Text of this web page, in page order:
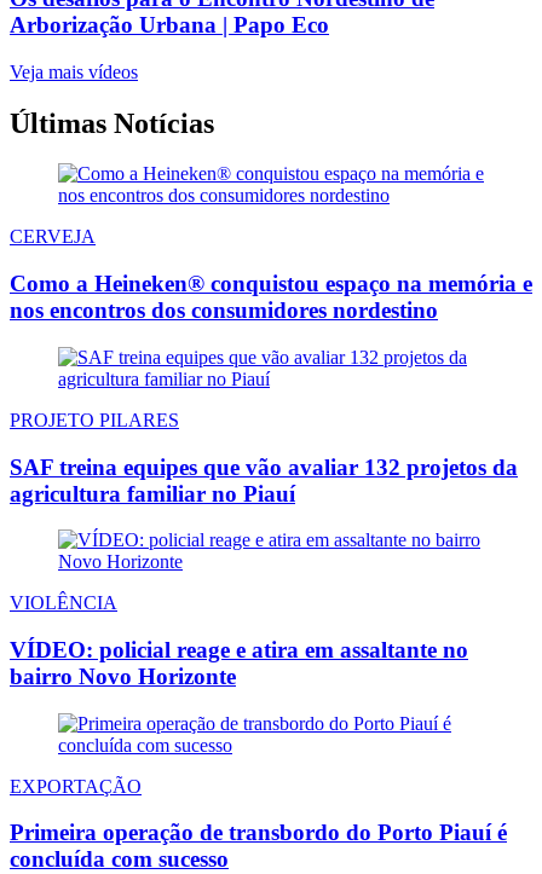
Arborização Urbana | Papo Eco
Veja mais vídeos
Últimas Notícias
CERVEJA
Como a Heineken® conquistou espaço na memória e
nos encontros dos consumidores nordestino
PROJETO PILARES
SAF treina equipes que vão avaliar 132 projetos da
agricultura familiar no Piauí
VIOLÊNCIA
VÍDEO: policial reage e atira em assaltante no
bairro Novo Horizonte
EXPORTAÇÃO
Primeira operação de transbordo do Porto Piauí é
concluída com sucesso